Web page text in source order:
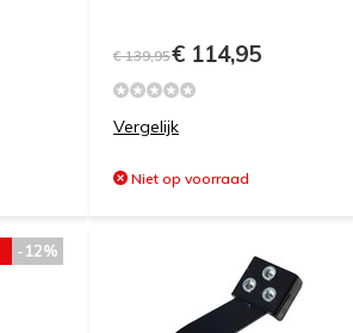
€ 139,95€ 114,95
Vergelijk
Niet op voorraad
-12%